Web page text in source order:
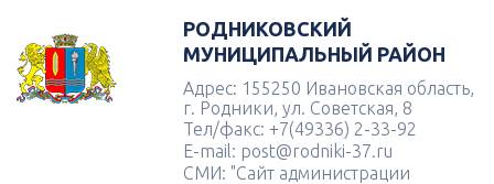
РОДНИКОВСКИЙ
МУНИЦИПАЛЬНЫЙ РАЙОН
Адрес: 155250 Ивановская область,
г. Родники, ул. Советская, 8
Тел/факс: +7(49336) 2-33-92
E-mail: post@rodniki-37.ru
СМИ: "Сайт администрации